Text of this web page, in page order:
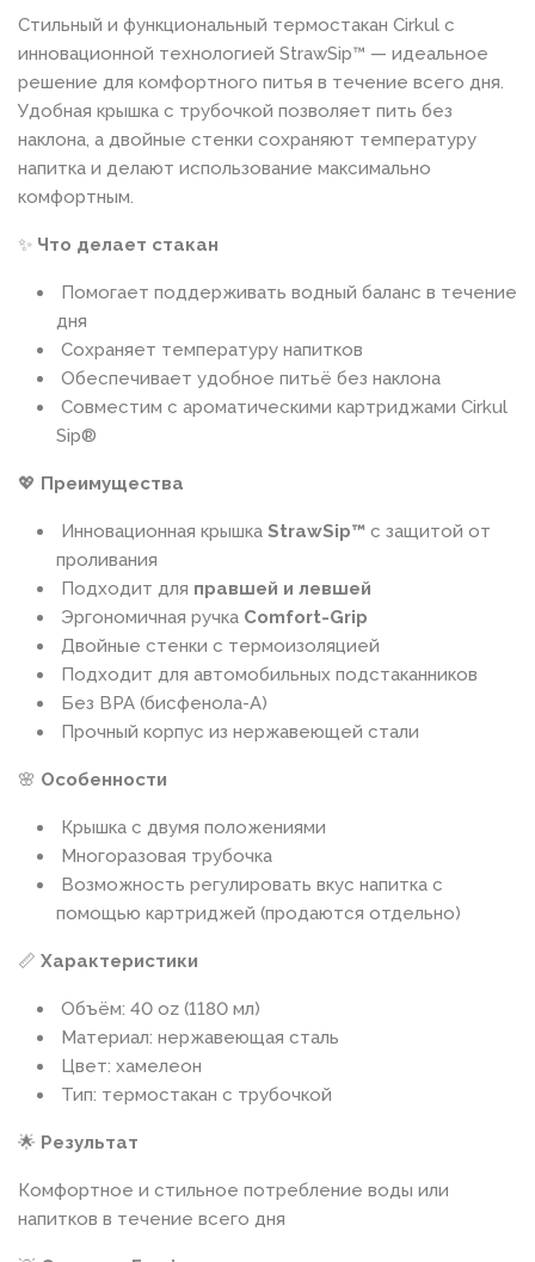
Стильный и функциональный термостакан Cirkul с
инновационной технологией StrawSip™ — идеальное
решение для комфортного питья в течение всего дня.
Удобная крышка с трубочкой позволяет пить без
наклона, а двойные стенки сохраняют температуру
напитка и делают использование максимально
комфортным.
✨ Что делает стакан
Помогает поддерживать водный баланс в течение
дня
Сохраняет температуру напитков
Обеспечивает удобное питьё без наклона
Совместим с ароматическими картриджами Cirkul
Sip®
💖 Преимущества
Инновационная крышка StrawSip™ с защитой от
проливания
Подходит для правшей и левшей
Эргономичная ручка Comfort-Grip
Двойные стенки с термоизоляцией
Подходит для автомобильных подстаканников
Без BPA (бисфенола-А)
Прочный корпус из нержавеющей стали
🌸 Особенности
Крышка с двумя положениями
Многоразовая трубочка
Возможность регулировать вкус напитка с
помощью картриджей (продаются отдельно)
📏 Характеристики
Объём: 40 oz (1180 мл)
Материал: нержавеющая сталь
Цвет: хамелеон
Тип: термостакан с трубочкой
🌟 Результат
Комфортное и стильное потребление воды или
напитков в течение всего дня